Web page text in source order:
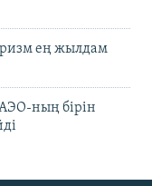
ең жылдам
ның бірін